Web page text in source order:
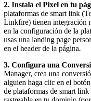
2. Instala el Pixel en tu
plataformas de smart link
Linkfire) tienen integración
en la configuración de la
usas una landing page
en el header de la página.
3. Configura una
Manager, crea una
alguien haga clic en el
de plataformas de smart